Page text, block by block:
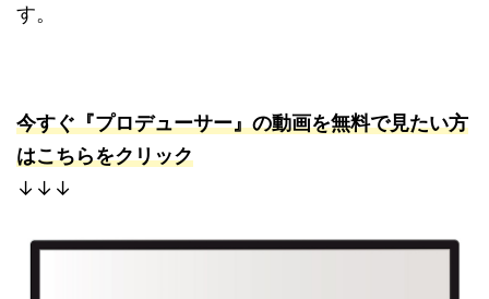
す。
今すぐ『プロデューサー』の動画を無料で見たい方
はこちらをクリック
↓↓↓